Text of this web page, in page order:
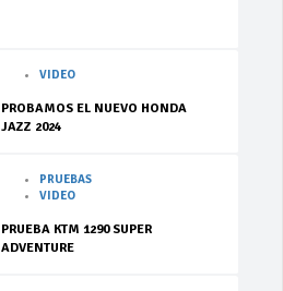
VIDEO
PROBAMOS EL NUEVO HONDA
JAZZ 2024
PRUEBAS
VIDEO
PRUEBA KTM 1290 SUPER
ADVENTURE